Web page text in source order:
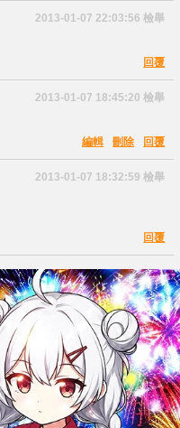
2013-01-07 22:03:56 檢舉
回覆
2013-01-07 18:45:20 檢舉
回覆
刪除
編輯
2013-01-07 18:32:59 檢舉
回覆